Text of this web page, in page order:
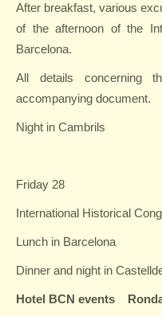
After breakfast, various
of the afternoon of the
Barcelona.
All details concerning
accompanying document.
Night in Cambrils
Friday 28
International Historical
Lunch in Barcelona
Dinner and night in
Hotel BCN events